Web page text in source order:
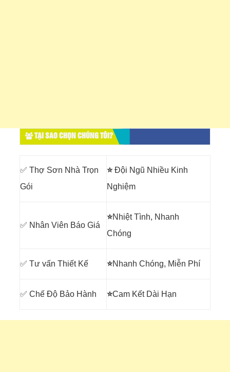
TẠI SAO CHỌN CHÚNG TÔI?
✅ Thợ Sơn Nhà Trọn
Gói
⭐Đội Ngũ Nhiều Kinh
Nghiệm
✅ Nhân Viên Báo Giá
⭐Nhiệt Tình, Nhanh
Chóng
✅ Tư vấn Thiết Kế ⭐Nhanh Chóng, Miễn Phí
✅ Chế Độ Bảo Hành ⭐Cam Kết Dài Hạn